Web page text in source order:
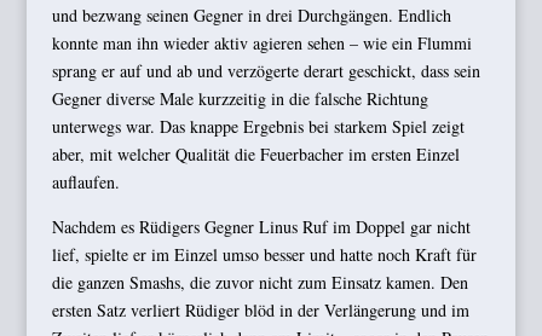
und bezwang seinen Gegner in drei Durchgängen. Endlich
konnte man ihn wieder aktiv agieren sehen – wie ein Flummi
sprang er auf und ab und verzögerte derart geschickt, dass sein
Gegner diverse Male kurzzeitig in die falsche Richtung
unterwegs war. Das knappe Ergebnis bei starkem Spiel zeigt
aber, mit welcher Qualität die Feuerbacher im ersten Einzel
auflaufen.
Nachdem es Rüdigers Gegner Linus Ruf im Doppel gar nicht
lief, spielte er im Einzel umso besser und hatte noch Kraft für
die ganzen Smashs, die zuvor nicht zum Einsatz kamen. Den
ersten Satz verliert Rüdiger blöd in der Verlängerung und im